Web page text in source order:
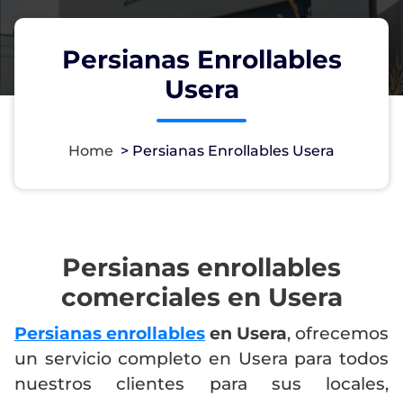
Persianas Enrollables
Usera
Home > Persianas Enrollables Usera
Persianas enrollables
comerciales en Usera
Persianas enrollables en Usera, ofrecemos
un servicio completo en Usera para todos
nuestros clientes para sus locales,